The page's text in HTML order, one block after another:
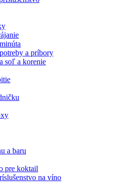
a príbory
soľ a korenie
a baru
pre koktail
na víno